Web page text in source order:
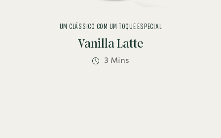
Vanilla Latte
UM CLÁSSICO COM UM TOQUE ESPECIAL
3 Mins